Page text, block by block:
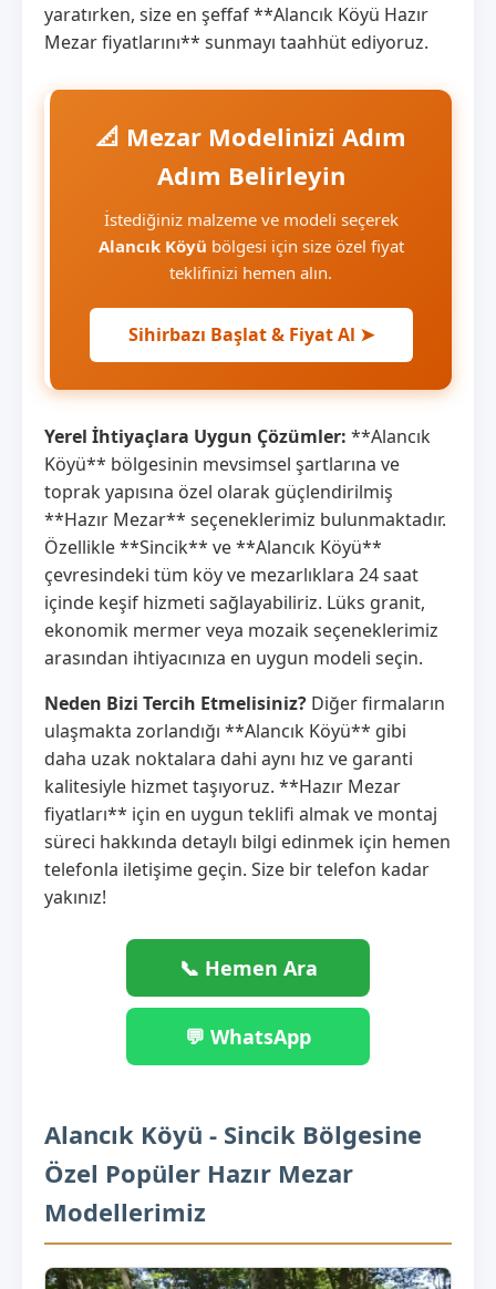
yaratırken, size en şeffaf **Alancık Köyü Hazır
Mezar fiyatlarını** sunmayı taahhüt ediyoruz.
📐 Mezar Modelinizi Adım
Adım Belirleyin
İstediğiniz malzeme ve modeli seçerek
Alancık Köyü bölgesi için size özel fiyat
teklifinizi hemen alın.
Sihirbazı Başlat & Fiyat Al ➤
Yerel İhtiyaçlara Uygun Çözümler: **Alancık
Köyü** bölgesinin mevsimsel şartlarına ve
toprak yapısına özel olarak güçlendirilmiş
**Hazır Mezar** seçeneklerimiz bulunmaktadır.
Özellikle **Sincik** ve **Alancık Köyü**
çevresindeki tüm köy ve mezarlıklara 24 saat
içinde keşif hizmeti sağlayabiliriz. Lüks granit,
ekonomik mermer veya mozaik seçeneklerimiz
arasından ihtiyacınıza en uygun modeli seçin.
Neden Bizi Tercih Etmelisiniz? Diğer firmaların
ulaşmakta zorlandığı **Alancık Köyü** gibi
daha uzak noktalara dahi aynı hız ve garanti
kalitesiyle hizmet taşıyoruz. **Hazır Mezar
fiyatları** için en uygun teklifi almak ve montaj
süreci hakkında detaylı bilgi edinmek için hemen
telefonla iletişime geçin. Size bir telefon kadar
yakınız!
📞 Hemen Ara
💬 WhatsApp
Alancık Köyü - Sincik Bölgesine
Özel Popüler Hazır Mezar
Modellerimiz